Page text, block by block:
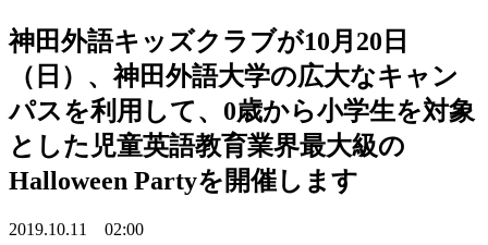
神田外語キッズクラブが10月20日
（日）、神田外語大学の広大なキャン
パスを利用して、0歳から小学生を対象
とした児童英語教育業界最大級の
Halloween Partyを開催します
2019.10.11 02:00